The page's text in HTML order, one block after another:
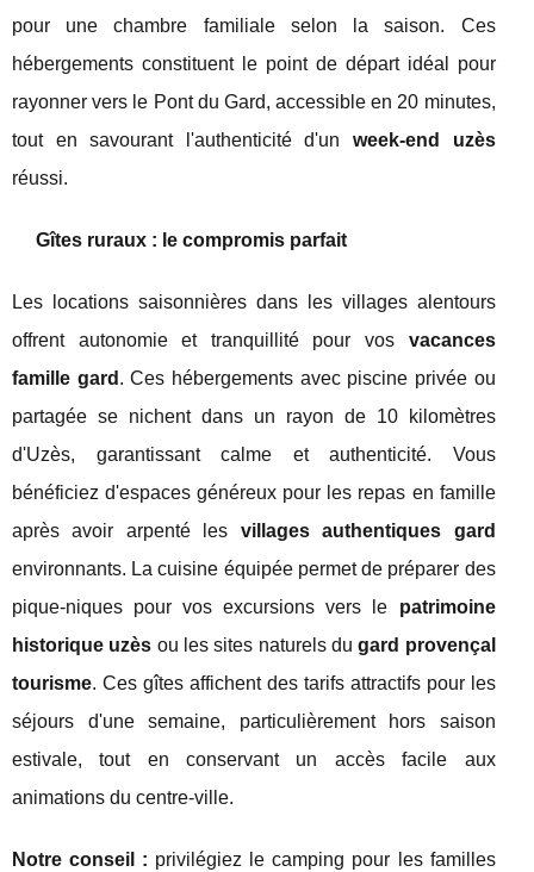
pour une chambre familiale selon la saison. Ces
hébergements constituent le point de départ idéal pour
rayonner vers le Pont du Gard, accessible en 20 minutes,
tout en savourant l'authenticité d'un week-end uzès
réussi.
Gîtes ruraux : le compromis parfait
Les locations saisonnières dans les villages alentours
offrent autonomie et tranquillité pour vos vacances
famille gard . Ces hébergements avec piscine privée ou
partagée se nichent dans un rayon de 10 kilomètres
d'Uzès, garantissant calme et authenticité. Vous
bénéficiez d'espaces généreux pour les repas en famille
après avoir arpenté les villages authentiques gard
environnants. La cuisine équipée permet de préparer des
pique-niques pour vos excursions vers le patrimoine
historique uzès ou les sites naturels dugard provençal
tourisme. Ces gîtes affichent des tarifs attractifs pour les
séjours d'une semaine, particulièrement hors saison
estivale, tout en conservant un accès facile aux
animations du centre-ville.
Notre conseil : privilégiez le camping pour les familles